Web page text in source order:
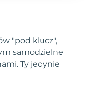
"pod klucz",
samodzielne
Ty jedynie